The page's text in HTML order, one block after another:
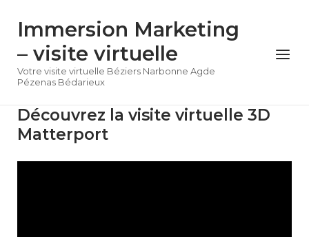
Immersion Marketing
– visite virtuelle
Votre visite virtuelle Béziers Narbonne Agde
Pézenas Bédarieux
Menu
Découvrez la visite virtuelle 3D
Matterport